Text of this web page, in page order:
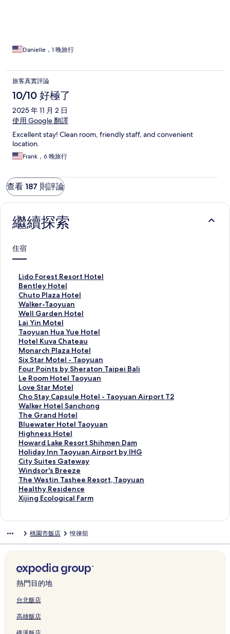
Danielle，1 晚旅行
旅客真實評論
10/10 好極了
2025 年 11 月 2 日
使用 Google 翻譯
Excellent stay! Clean room, friendly staff, and convenient
location.
Frank，6 晚旅行
查看 187 則評論
繼續探索
住宿
Lido Forest Resort Hotel
L
i
d
o
F
o
r
e
s
t
R
e
s
o
r
t
H
o
t
e
l
的
連
結
Bentley Hotel
B
e
n
t
l
e
y
H
o
t
e
l
的
連
結
Chuto Plaza Hotel
C
h
u
t
o
P
l
a
z
a
H
o
t
e
l
的
連
結
Walker-Taoyuan
W
a
l
k
e
r
-
T
a
o
y
u
a
n
的
連
結
Well Garden Hotel
W
e
l
l
G
a
r
d
e
n
H
o
t
e
l
的
連
結
Lai Yin Motel
L
a
i
Y
i
n
M
o
t
e
l
的
連
結
Taoyuan Hua Yue Hotel
T
a
o
y
u
a
n
H
u
a
Y
u
e
H
o
t
e
l
的
Hotel Kuva Chateau
H
o
t
e
l
K
u
v
a
C
h
a
t
e
a
u
的
連
Monarch Plaza Hotel
M
o
n
a
r
c
h
P
l
a
z
a
H
o
t
e
l
Six Star Motel - Taoyuan
S
i
x
S
t
a
r
M
o
t
e
l
-
T
a
o
的
Four Points by Sheraton Taipei Bali
F
o
u
r
P
o
i
n
t
s
b
y
S
h
e
n
i
p
e
i
a
Le Room Hotel Taoyuan
L
e
R
o
o
m
H
o
t
e
l
T
a
o
的
Love Star Motel
L
o
v
e
S
t
a
r
M
o
t
e
l
Cho Stay Capsule Hotel - Taoyuan Airport T2
C
h
o
S
t
a
y
C
a
p
s
u
t
-
T
a
o
u
Walker Hotel Sanchong
W
a
l
k
e
r
H
o
t
e
l
h
g
的
連
結
The Grand Hotel
T
h
e
G
r
a
n
d
H
o
的
連
Bluewater Hotel Taoyuan
B
l
u
e
w
a
t
e
r
l
o
y
u
a
的
Highness Hotel
H
i
g
h
n
e
s
s
l
結
Howard Lake Resort Shihmen Dam
H
o
w
a
r
d
L
e
r
t
S
h
h
Holiday Inn Taoyuan Airport by IHG
H
o
l
i
d
a
T
y
u
a
n
i
City Suites Gateway
C
i
t
y
S
s
t
e
w
a
的
Windsor's Breeze
W
i
n
d
s
e
e
z
e
連
The Westin Tashee Resort, Taoyuan
T
h
e
i
a
s
h
e
R
Healthy Residence
H
e
y
s
i
d
e
c
Xijing Ecological Farm
X
g
o
l
o
g
c
桃園市飯店 悅徠舘
熱門目的地
台北飯店
高雄飯店